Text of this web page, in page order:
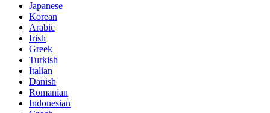
Japanese
Korean
Arabic
Irish
Greek
Turkish
Italian
Danish
Romanian
Indonesian